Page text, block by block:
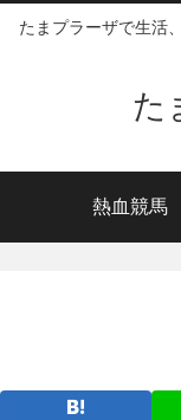
たまプラーザで生活
た
熱血競馬